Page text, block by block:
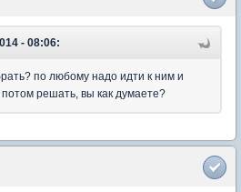
- 08:06:
по любому надо идти к ним и
потом решать, вы как думаете?